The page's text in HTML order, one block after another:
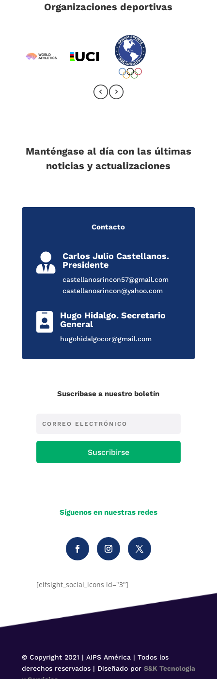
Organizaciones deportivas
Manténgase al día con las últimas
noticias y actualizaciones
Contacto

Carlos Julio Castellanos.
Presidente
castellanosrincon57@gmail.com
castellanosrincon@yahoo.com

Hugo Hidalgo. Secretario
General
hugohidalgocor@gmail.com
Suscríbase a nuestro boletín
Suscribirse
Síguenos en nuestras redes
[elfsight_social_icons id="3"]
© Copyright 2021 | AIPS América | Todos los
derechos reservados | Diseñado por S&K Tecnología